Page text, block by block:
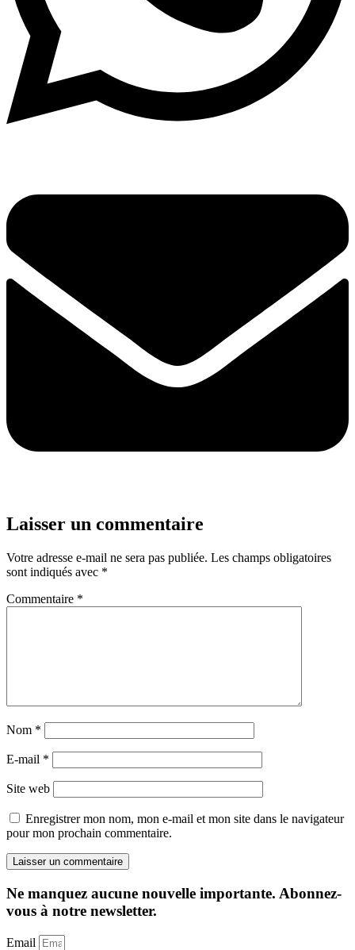
Laisser un commentaire
Votre adresse e-mail ne sera pas publiée. Les champs obligatoires
sont indiqués avec *
Commentaire *
Nom *
E-mail *
Site web
Enregistrer mon nom, mon e-mail et mon site dans le navigateur
pour mon prochain commentaire.
Ne manquez aucune nouvelle importante. Abonnez-
vous à notre newsletter.
Email